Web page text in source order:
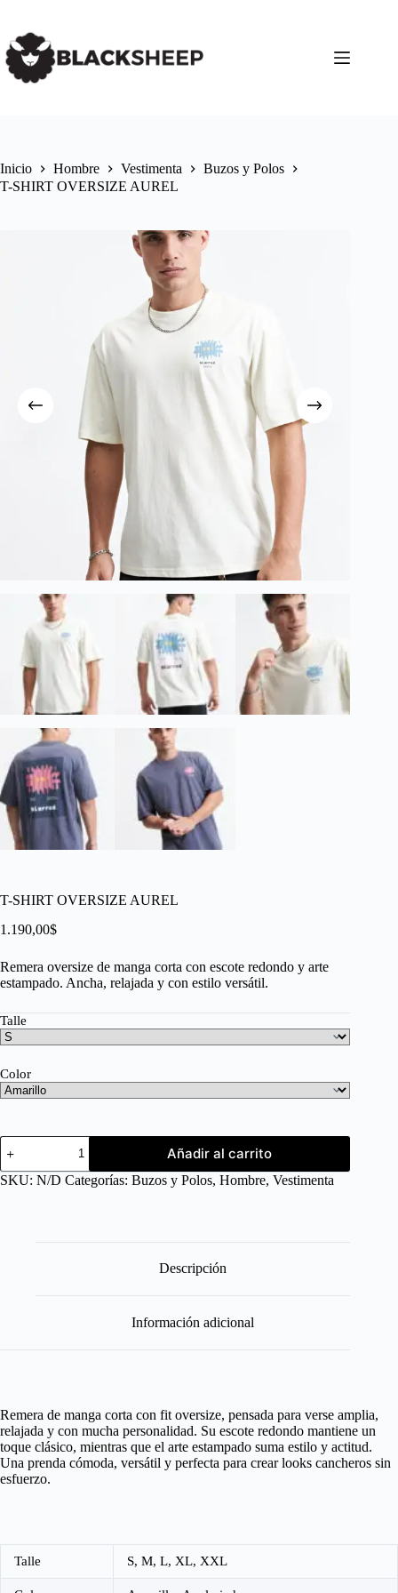
Inicio Hombre Vestimenta
Buzos y Polos
T-SHIRT OVERSIZE AUREL
T-SHIRT OVERSIZE AUREL
1.190,00$
Remera oversize de manga corta con escote redondo y arte
estampado. Ancha, relajada y con estilo versátil.
Talle
Color
Añadir al carrito
SKU: N/D Categorías: Buzos y Polos, Hombre, Vestimenta
Descripción
Información adicional
Remera de manga corta con fit oversize, pensada para verse amplia,
relajada y con mucha personalidad. Su escote redondo mantiene un
toque clásico, mientras que el arte estampado suma estilo y actitud.
Una prenda cómoda, versátil y perfecta para crear looks cancheros sin
esfuerzo.
Talle S, M, L, XL, XXL